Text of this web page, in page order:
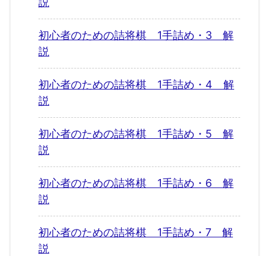
初心者のための詰将棋 1手詰め・3 解
説
初心者のための詰将棋 1手詰め・4 解
説
初心者のための詰将棋 1手詰め・5 解
説
初心者のための詰将棋 1手詰め・6 解
説
初心者のための詰将棋 1手詰め・7 解
説